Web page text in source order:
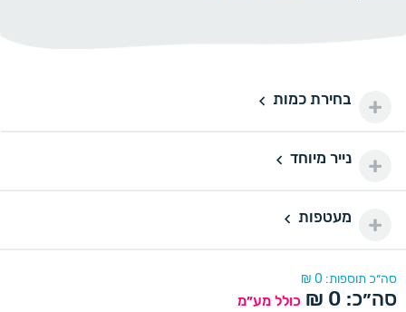
250 250 יחידות
300 יחידות
390 ₪
430 ₪
450 450 יחידות
בחירת כמות
נייר מיוחד
נייר מיוחד דורינה
נייר מיוחד
מעטפות
דורינה
מעטפות
סה״כ תוספות: 0
₪
סה״כ: 0
₪ כולל מע״מ